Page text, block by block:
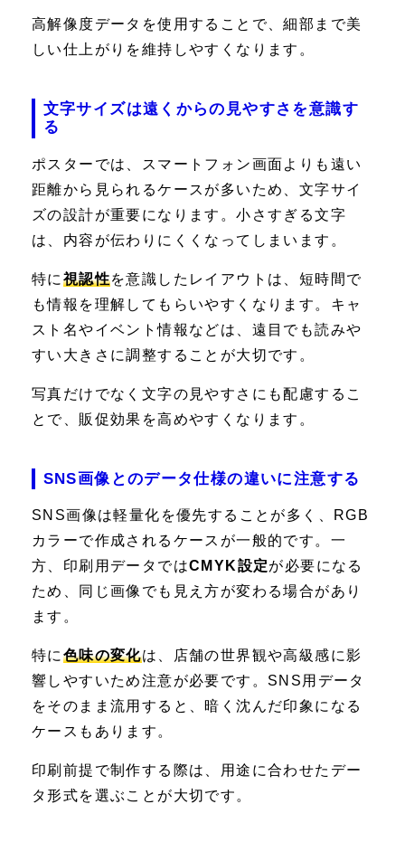
高解像度データを使用することで、細部まで美
しい仕上がりを維持しやすくなります。
文字サイズは遠くからの見やすさを意識す
る
ポスターでは、スマートフォン画面よりも遠い
距離から見られるケースが多いため、文字サイ
ズの設計が重要になります。小さすぎる文字
は、内容が伝わりにくくなってしまいます。
特に 視認性を意識したレイアウトは、短時間で
も情報を理解してもらいやすくなります。キャ
スト名やイベント情報などは、遠目でも読みや
すい大きさに調整することが大切です。
写真だけでなく文字の見やすさにも配慮するこ
とで、販促効果を高めやすくなります。
SNS画像とのデータ仕様の違いに注意する
SNS画像は軽量化を優先することが多く、RGB
カラーで作成されるケースが一般的です。一
方、印刷用データではCMYK設定が必要になる
ため、同じ画像でも見え方が変わる場合があり
ます。
特に 色味の変化は、店舗の世界観や高級感に影
響しやすいため注意が必要です。SNS用データ
をそのまま流用すると、暗く沈んだ印象になる
ケースもあります。
印刷前提で制作する際は、用途に合わせたデー
タ形式を選ぶことが大切です。